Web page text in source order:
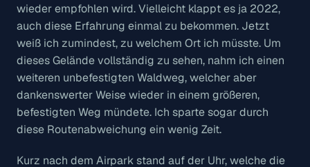
wieder empfohlen wird. Vielleicht klappt es ja 2022,
auch diese Erfahrung einmal zu bekommen. Jetzt
weiß ich zumindest, zu welchem Ort ich müsste. Um
dieses Gelände vollständig zu sehen, nahm ich einen
weiteren unbefestigten Waldweg, welcher aber
dankenswerter Weise wieder in einem größeren,
befestigten Weg mündete. Ich sparte sogar durch
diese Routenabweichung ein wenig Zeit.
Kurz nach dem Airpark stand auf der Uhr, welche die